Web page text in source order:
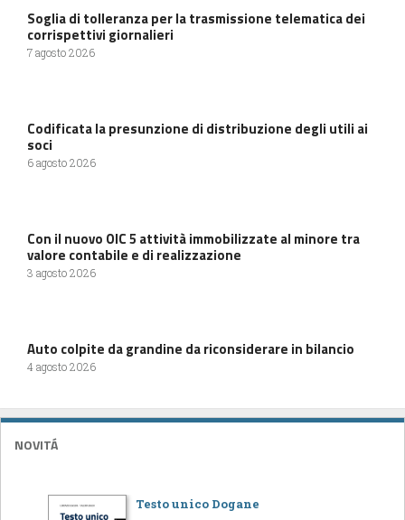
Soglia di tolleranza per la trasmissione telematica dei
corrispettivi giornalieri
7 agosto 2026
Codificata la presunzione di distribuzione degli utili ai
soci
6 agosto 2026
Con il nuovo OIC 5 attività immobilizzate al minore tra
valore contabile e di realizzazione
3 agosto 2026
Auto colpite da grandine da riconsiderare in bilancio
4 agosto 2026
NOVITÁ
Testo unico Dogane